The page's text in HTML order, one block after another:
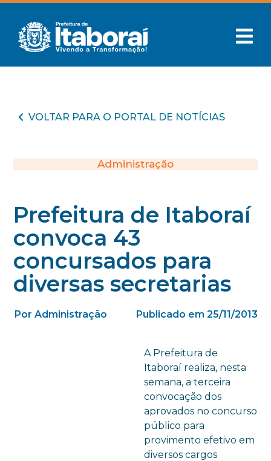
VOLTAR PARA O PORTAL DE NOTÍCIAS
Administração
Prefeitura de Itaboraí
convoca 43
concursados para
diversas secretarias
Por Administração Publicado em 25/11/2013
A Prefeitura de
Itaboraí realiza, nesta
semana, a terceira
convocação dos
aprovados no concurso
público para
provimento efetivo em
diversos cargos